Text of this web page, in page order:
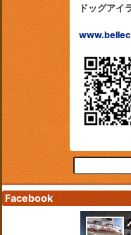
ドッグアイ
Facebook